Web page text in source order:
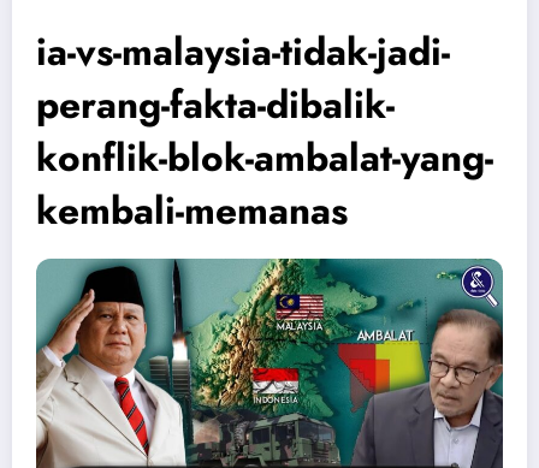
ia-vs-malaysia-tidak-jadi-
perang-fakta-dibalik-
konflik-blok-ambalat-yang-
kembali-memanas